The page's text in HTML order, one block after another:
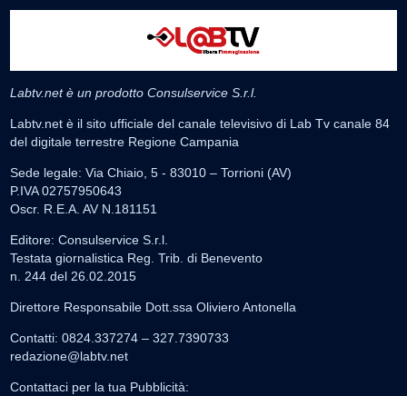
Labtv.net è un prodotto Consulservice S.r.l.
Labtv.net è il sito ufficiale del canale televisivo di Lab Tv canale 84
del digitale terrestre Regione Campania
Sede legale: Via Chiaio, 5 - 83010 – Torrioni (AV)
P.IVA 02757950643
Oscr. R.E.A. AV N.181151
Editore: Consulservice S.r.l.
Testata giornalistica Reg. Trib. di Benevento
n. 244 del 26.02.2015
Direttore Responsabile Dott.ssa Oliviero Antonella
Contatti: 0824.337274 – 327.7390733
redazione@labtv.net
Contattaci per la tua Pubblicità: